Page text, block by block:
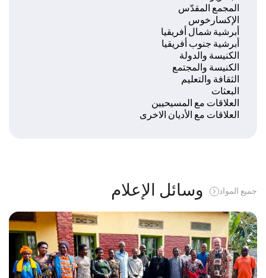
المجمع المقدّس
الإكسارخوس
أبرشية شمال أفريقيا
أبرشية جنوب أفريقيا
الكنيسة والدولة
الكنيسة والمجتمع
الثقافة والتعليم
البعثات
العلاقات مع المسيحيين
العلاقات مع الأديان الاخرى
وسائل الإعلام جميع المواد